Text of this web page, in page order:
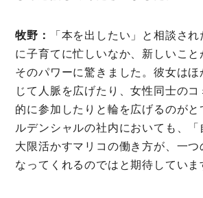
牧野：
「本を出したい」と相談さ
に子育てに忙しいなか、新しいこと
そのパワーに驚きました。彼女は
じて人脈を広げたり、女性同士の
的に参加したりと輪を広げるのが
ルデンシャルの社内においても、
大限活かすマリコの働き方が、一つ
なってくれるのではと期待していま